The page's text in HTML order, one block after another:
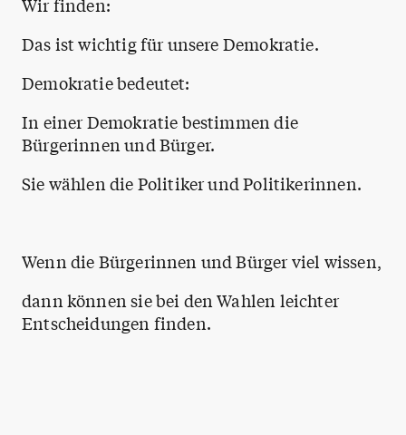
Wir finden:
Das ist wichtig für unsere Demokratie.
Demokratie bedeutet:
In einer Demokratie bestimmen die
Bürgerinnen und Bürger.
Sie wählen die Politiker und Politikerinnen.
Wenn die Bürgerinnen und Bürger viel wissen,
dann können sie bei den Wahlen leichter
Entscheidungen finden.